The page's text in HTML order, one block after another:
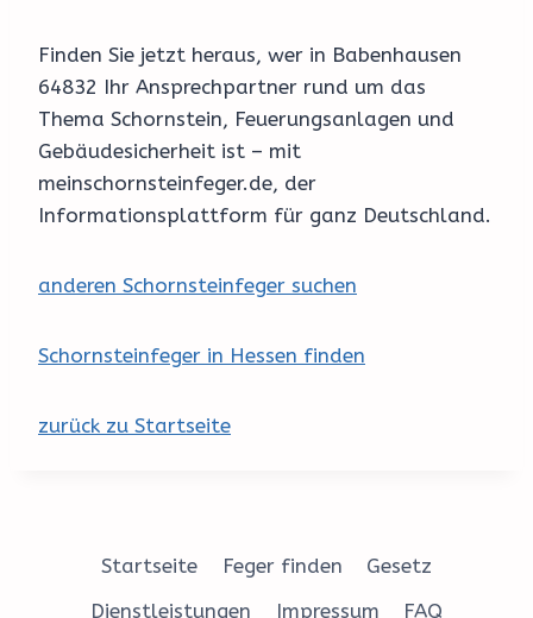
Finden Sie jetzt heraus, wer in Babenhausen
64832 Ihr Ansprechpartner rund um das
Thema Schornstein, Feuerungsanlagen und
Gebäudesicherheit ist – mit
meinschornsteinfeger.de, der
Informationsplattform für ganz Deutschland.
anderen Schornsteinfeger suchen
Schornsteinfeger in Hessen finden
zurück zu Startseite
Startseite Feger finden
Gesetz
Dienstleistungen
Impressum FAQ